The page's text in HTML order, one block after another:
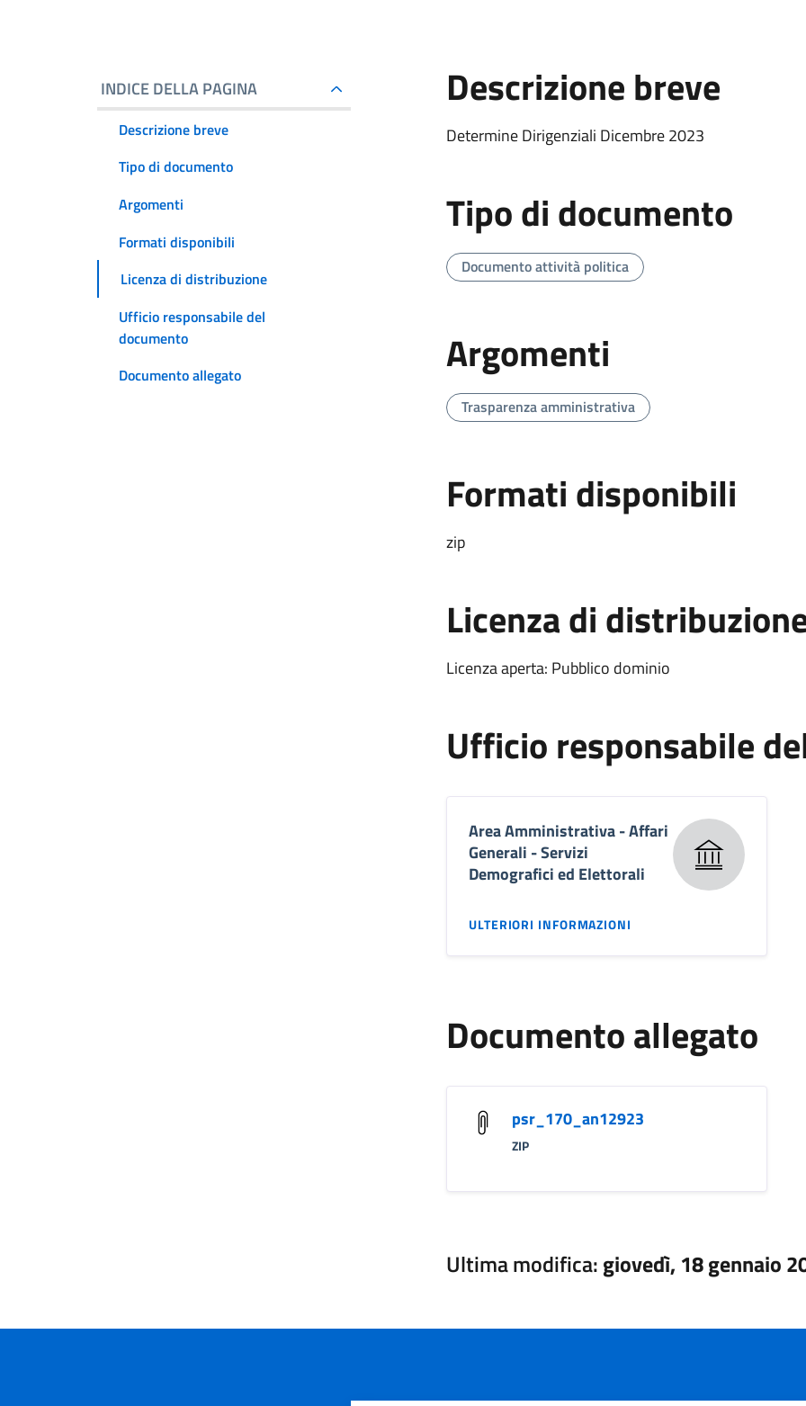
INDICE DELLA PAGINA
Descrizione breve
Tipo di documento
Argomenti
Formati disponibili
Licenza di distribuzione
Ufficio responsabile del
documento
Documento allegato
Descrizione breve
Determine Dirigenziali Dicembre 2023
Tipo di documento
Documento attività politica
Argomenti
Trasparenza amministrativa
Formati disponibili
zip
Licenza di
Licenza aperta: Pubblico dominio
Ufficio responsabile
Area Amministrativa - Affari
Generali - Servizi
Demografici ed Elettorali
ULTERIORI INFORMAZIONI
Documento allegato
psr_170_an12923
ZIP
Ultima modifica:giovedì, 18 gennaio